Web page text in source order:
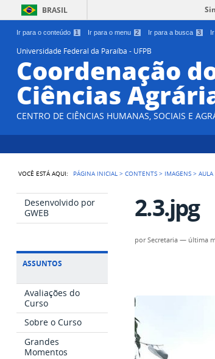
Ir para o conteúdo 1 Ir para o menu 2 Ir para a busca 3
BRASIL
Universidade Federal da Paraíba - UFPB
Coordenação
Ciências
CENTRO DE CIÊNCIAS HUMANAS, SOCIAIS E
VOCÊ ESTÁ AQUI: PÁGINA INICIAL >CONTENTS > IMAGENS >
Desenvolvido por
GWEB
ASSUNTOS
Avaliações do
Curso
Sobre o Curso
Grandes
Momentos
2.3.jpg
porSecretaria — última